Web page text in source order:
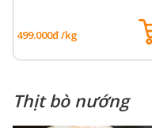
499.000đ /kg
Thịt bò nướng